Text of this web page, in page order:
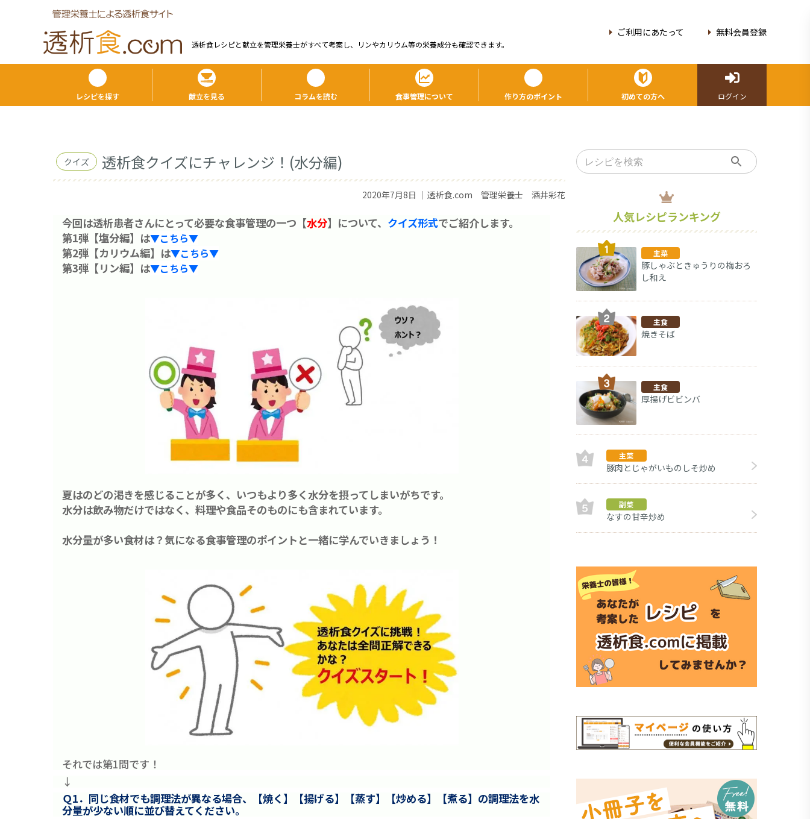
透析食レシピと献⽴を管理栄養⼠がすべて考案し、リンやカリウム等の栄養成分も確認できます。
ご利用にあたって 無料会員登録
レシピを探す 献立を見る コラムを読む 食事管理について 作り方のポイント 初めての方へ ログイン
クイズ 透析食クイズにチャレンジ！(水分編)
2020年7月8日 ｜ 透析食.com 管理栄養士 酒井彩花
今回は透析患者さんにとって必要な食事管理の一つ【水分】について、 クイズ形式でご紹介します。
第1弾【塩分編】は▼こちら▼
第2弾【カリウム編】は▼こちら▼
第3弾【リン編】は▼こちら▼
夏はのどの渇きを感じることが多く、いつもより多く水分を摂ってしまいがちです。
水分は飲み物だけではなく、料理や食品そのものにも含まれています。
水分量が多い食材は？気になる食事管理のポイントと一緒に学んでいきましょう！
それでは第1問です！
↓
Ｑ1．同じ食材でも調理法が異なる場合、【焼く】【揚げる】【蒸す】【炒める】【煮る】の調理法を水
分量が少ない順に並び替えてください。
人気レシピランキング
主菜
豚しゃぶときゅうりの梅おろ
し和え
主食
焼きそば
主食
厚揚げビビンバ
主菜
豚肉とじゃがいものしそ炒め
副菜
なすの甘辛炒め